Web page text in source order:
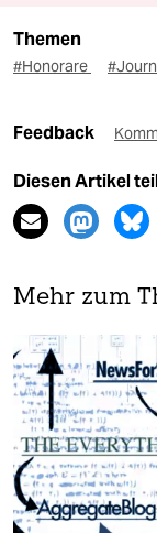
Themen
#Honorare
Feedback
Diesen Artikel
Mehr zum